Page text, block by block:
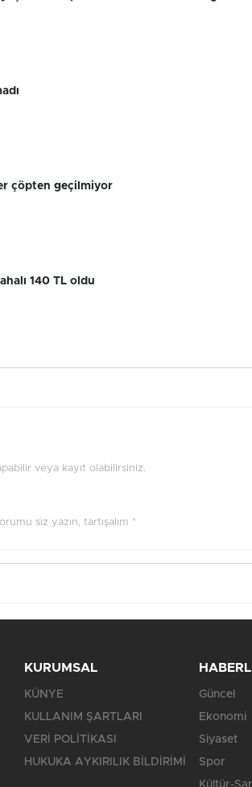
çöpten geçilmiyor
140 TL oldu
veya kayıt olabilirsiniz.
siz yazın, tartışalım *
KURUMSAL
KÜNYE
KULLANIM ŞARTLARI
VERİ POLİTİKASI
HUKUKA AYKIRILIK BİLDİRİMİ
Güncel
Ekonomi
Siyaset
Spor
Kültür-